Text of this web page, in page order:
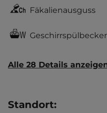
Fäkalienausguss
Alle 28 Details
Standort: